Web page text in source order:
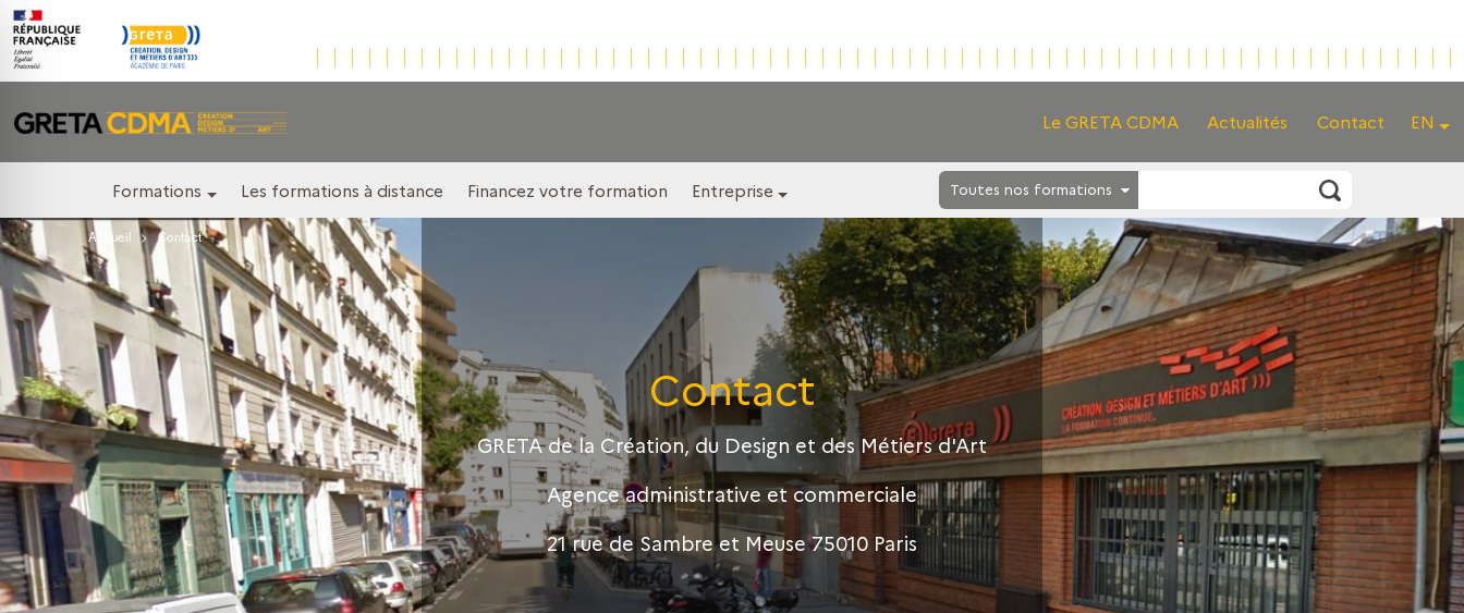
EN
Le GRETA CDMA Actualités Contact
Formations Les formations à distance Financez votre formation Entreprise Toutes nos formations
Contact
GRETA de la Création, du Design et des Métiers d'Art
Agence administrative et commerciale
21 rue de Sambre et Meuse 75010 Paris
Accueil Contact